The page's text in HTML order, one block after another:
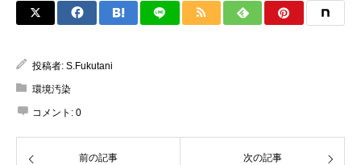
投稿者: S.Fukutani
環境汚染
コメント: 0
前の記事 次の記事